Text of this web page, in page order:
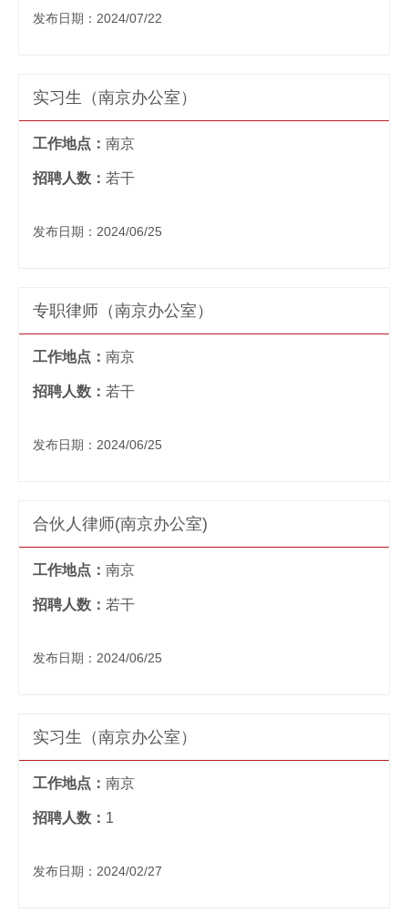
发布日期：2024/07/22
实习生（南京办公室）
工作地点： 南京
招聘人数： 若干
发布日期：2024/06/25
专职律师（南京办公室）
工作地点： 南京
招聘人数： 若干
发布日期：2024/06/25
合伙人律师(南京办公室)
工作地点： 南京
招聘人数： 若干
发布日期：2024/06/25
实习生（南京办公室）
工作地点： 南京
招聘人数： 1
发布日期：2024/02/27